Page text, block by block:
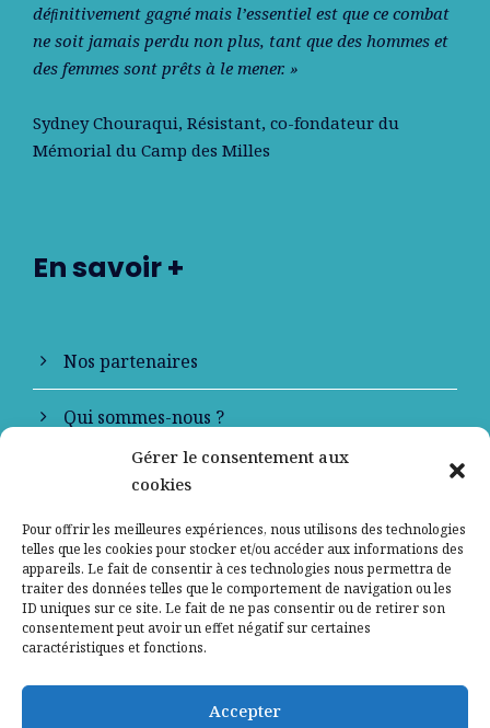
Gérer le consentement aux
cookies
Pour offrir les meilleures expériences, nous utilisons des technologies
telles que les cookies pour stocker et/ou accéder aux informations des
appareils. Le fait de consentir à ces technologies nous permettra de
traiter des données telles que le comportement de navigation ou les
ID uniques sur ce site. Le fait de ne pas consentir ou de retirer son
consentement peut avoir un effet négatif sur certaines
caractéristiques et fonctions.
Accepter
déﬁnitivement gagné mais l’essentiel est que ce combat
ne soit jamais perdu non plus, tant que des hommes et
des femmes sont prêts à le mener. »
Sydney Chouraqui, Résistant, co-fondateur du
Mémorial du Camp des Milles
En savoir +
Nos partenaires
Qui sommes-nous ?
Contactez-nous
Mentions légales
Politique de confidentialité